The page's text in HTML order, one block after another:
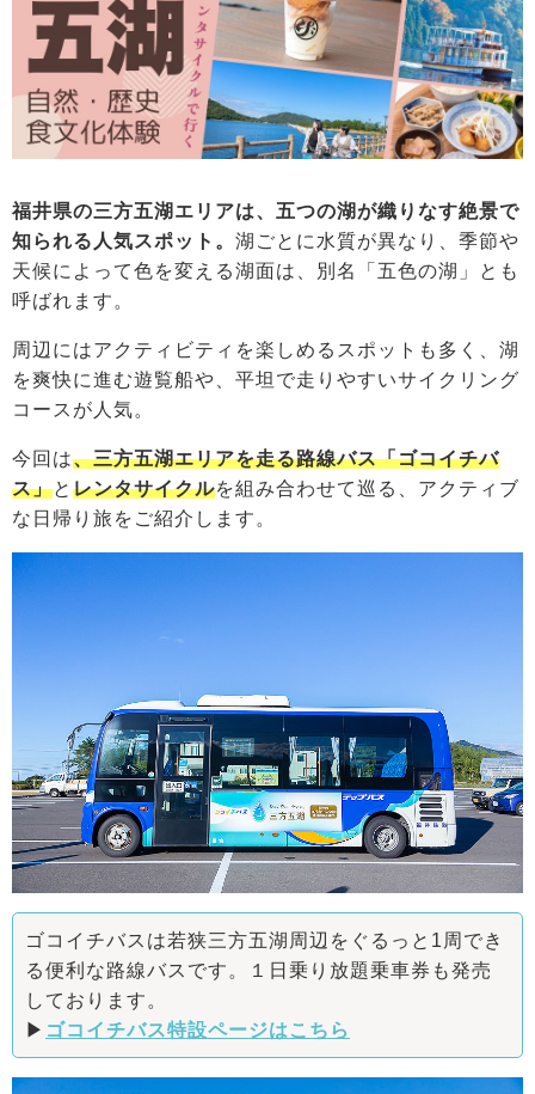
福井県の三方五湖エリアは、五つの湖が織りなす絶景で
知られる人気スポット。 湖ごとに水質が異なり、季節や
天候によって色を変える湖面は、別名「五色の湖」とも
呼ばれます。
周辺にはアクティビティを楽しめるスポットも多く、湖
を爽快に進む遊覧船や、平坦で走りやすいサイクリング
コースが人気。
今回は、三方五湖エリアを走る路線バス「ゴコイチバ
ス」と レンタサイクルを組み合わせて巡る、アクティブ
な日帰り旅をご紹介します。
ゴコイチバスは若狭三方五湖周辺をぐるっと1周でき
る便利な路線バスです。１日乗り放題乗車券も発売
しております。
▶ ゴコイチバス特設ページはこちら